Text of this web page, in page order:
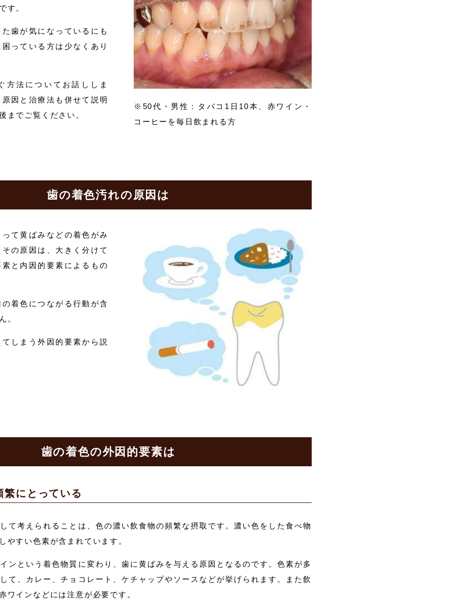
す。
歯が気になっているにも
っている方は少なくあり
方法についてお話ししま
因と治療法も併せて説明
までご覧ください。
※50代・男性：タバコ1日10本、赤ワイン・
コーヒーを毎日飲まれる方
歯の着色汚れの原因は
て黄ばみなどの着色がみ
の原因は、大きく分けて
と内因的要素によるもの
着色につながる行動が含
。
しまう外因的要素から説
歯の着色の外因的要素は
繁にとっている
て考えられることは、色の濃い飲食物の頻繁な摂取です。濃い色をした食べ物
やすい色素が含まれています。
ンという着色物質に変わり、歯に黄ばみを与える原因となるのです。色素が多
て、カレー、チョコレート、ケチャップやソースなどが挙げられます。また飲
ワインなどには注意が必要です。